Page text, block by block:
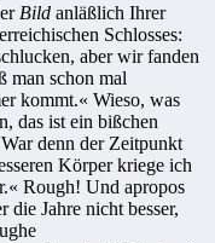
Bild anläßlich Ihrer
Schlosses:
aber wir fanden
man schon mal
kommt.« Wieso, was
das ist ein bißchen
denn der Zeitpunkt
Körper kriege ich
Rough! Und apropos
Jahre nicht besser,